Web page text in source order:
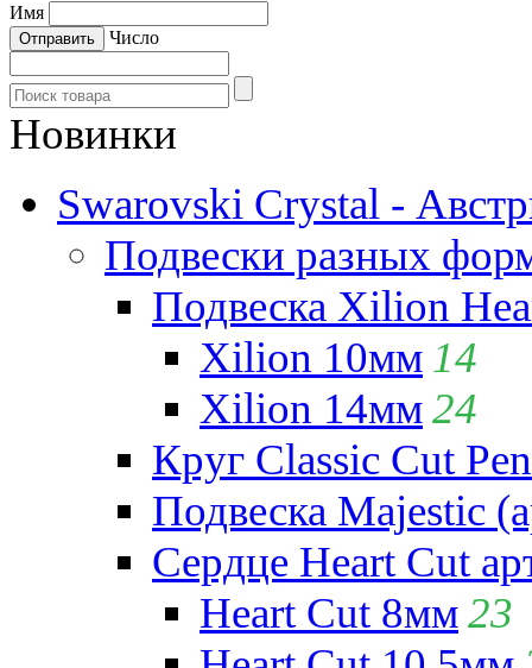
Имя
Число
Новинки
Swarovski Crystal -
Подвески разных
Подвеска Xilion
Xilion 10мм 14
Xilion 14мм24
Круг Classic Cut
Подвеска Majestic
Сердце Heart Cut
Heart Cut 8мм23